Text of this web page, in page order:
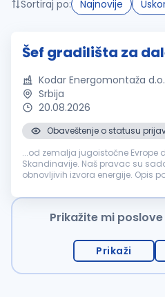
Sortiraj po: Najnovije
Šef gradilišta za
Kodar Energomontaža
Srbija
20.08.2026
Obaveštenje o statusu
...od zemalja jugoistočne Evrope
Skandinavije. Naš pravac su
obnovljivih izvora energije. Opis
elektroenergetskih objekata.
Prikažite mi
Prikaži